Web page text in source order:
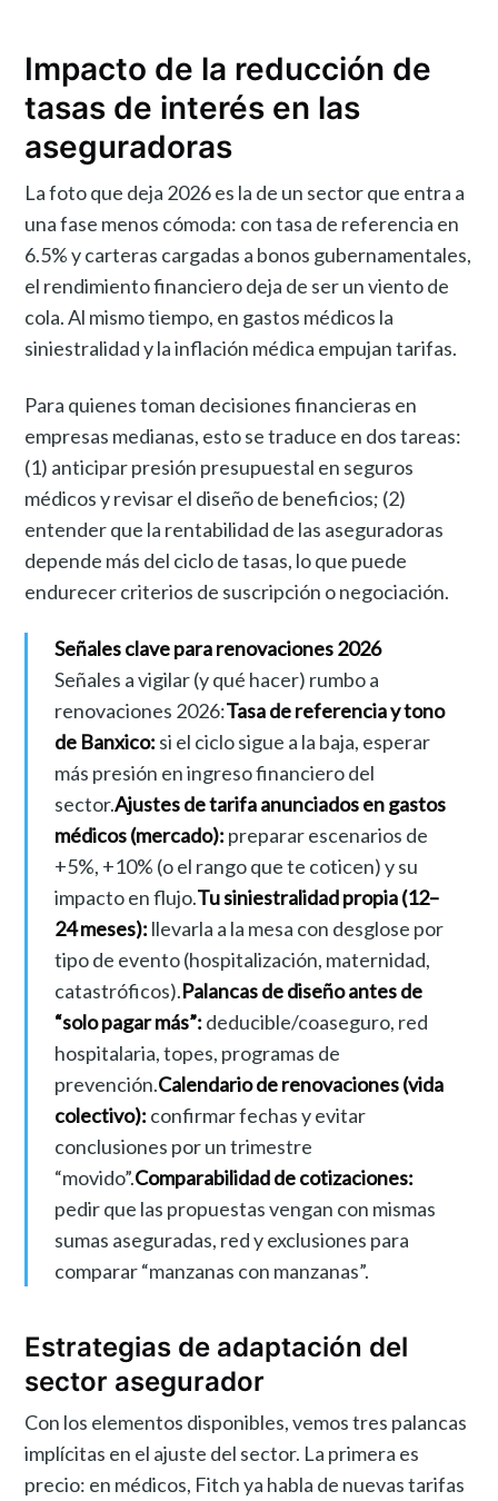
Impacto de la reducción de
tasas de interés en las
aseguradoras
La foto que deja 2026 es la de un sector que entra a
una fase menos cómoda: con tasa de referencia en
6.5% y carteras cargadas a bonos gubernamentales,
el rendimiento financiero deja de ser un viento de
cola. Al mismo tiempo, en gastos médicos la
siniestralidad y la inflación médica empujan tarifas.
Para quienes toman decisiones financieras en
empresas medianas, esto se traduce en dos tareas:
(1) anticipar presión presupuestal en seguros
médicos y revisar el diseño de beneficios; (2)
entender que la rentabilidad de las aseguradoras
depende más del ciclo de tasas, lo que puede
endurecer criterios de suscripción o negociación.
Señales clave para renovaciones 2026
Señales a vigilar (y qué hacer) rumbo a
renovaciones 2026:Tasa de referencia y tono
de Banxico: si el ciclo sigue a la baja, esperar
más presión en ingreso financiero del
sector.Ajustes de tarifa anunciados en gastos
médicos (mercado): preparar escenarios de
+5%, +10% (o el rango que te coticen) y su
impacto en flujo.Tu siniestralidad propia (12–
24 meses): llevarla a la mesa con desglose por
tipo de evento (hospitalización, maternidad,
catastróficos).Palancas de diseño antes de
“solo pagar más”: deducible/coaseguro, red
hospitalaria, topes, programas de
prevención.Calendario de renovaciones (vida
colectivo): confirmar fechas y evitar
conclusiones por un trimestre
“movido”.Comparabilidad de cotizaciones:
pedir que las propuestas vengan con mismas
sumas aseguradas, red y exclusiones para
comparar “manzanas con manzanas”.
Estrategias de adaptación del
sector asegurador
Con los elementos disponibles, vemos tres palancas
implícitas en el ajuste del sector. La primera es
precio: en médicos, Fitch ya habla de nuevas tarifas